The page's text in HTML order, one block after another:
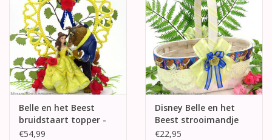
Belle en het Beest
bruidstaart topper -
gele hart
€54,99
Disney Belle en het
Beest strooimandje
€22,95